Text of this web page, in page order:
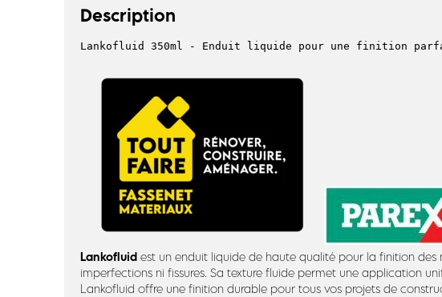
Description
Lankofluid 350ml - Enduit liquide pour une finition
Lankofluid est un enduit liquide de haute qualité pour la finition des
imperfections ni fissures. Sa texture fluide permet une application
Lankofluid offre une finition durable pour tous vos projets de